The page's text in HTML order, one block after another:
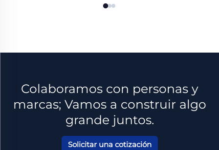
Colaboramos con personas y
marcas; Vamos a construir algo
grande juntos.
Solicitar una cotización